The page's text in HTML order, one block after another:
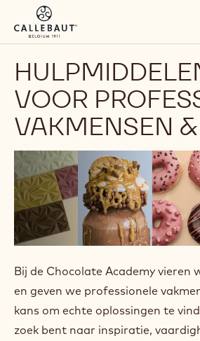
Skip to main content
VOOR
VAKMENSEN
Bij de Chocolate Academy vieren
en geven we professionele
kans om echte oplossingen te
zoek bent naar inspiratie,